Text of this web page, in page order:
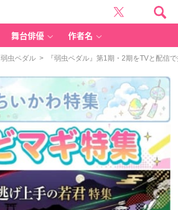
舞台俳優 作者名
弱虫ペダル > 『弱虫ペダル』第1期・2期をTVと配信